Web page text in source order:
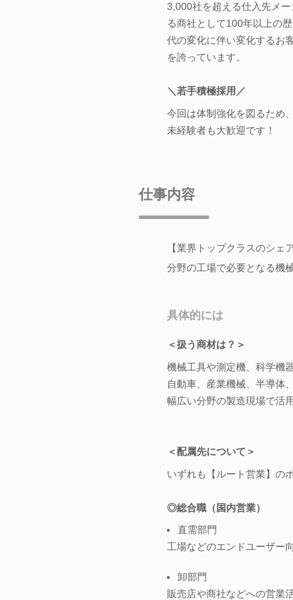
3,000社を超える仕入先メ
る商社として100年以上の
代の変化に伴い変化するお
を誇っています。
＼若手積極採用／
今回は体制強化を図るため
未経験者も大歓迎です！
仕事内容
【業界トップクラスのシ
分野の工場で必要となる機
具体的には
＜扱う商材は？＞
機械工具や測定機、科学機
自動車、産業機械、半導体
幅広い分野の製造現場で活
＜配属先について＞
いずれも【ルート営業】の
◎総合職（国内営業）
直需部門
工場などのエンドユーザー
卸部門
販売店や商社などへの営業